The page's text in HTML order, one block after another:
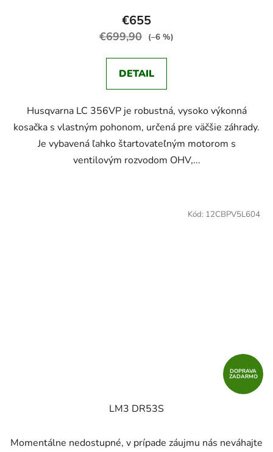
€655
€699,90 (–6 %)
DETAIL
Husqvarna LC 356VP je robustná, vysoko výkonná
kosačka s vlastným pohonom, určená pre väčšie záhrady.
Je vybavená ľahko štartovateľným motorom s
ventilovým rozvodom OHV,...
DOPRAVA
ZADARMO
LM3 DR53S
Momentálne nedostupné, v prípade záujmu nás neváhajte
Kód: 12CBPV5L604